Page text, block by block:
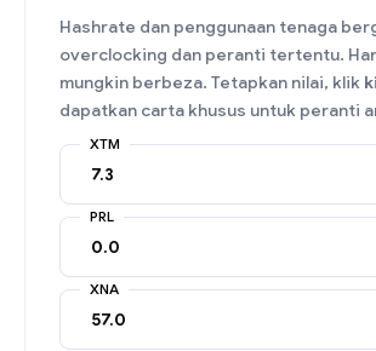
Hashrate dan penggunaan tenaga
overclocking dan peranti tertentu.
mungkin berbeza. Tetapkan nilai, klik
dapatkan carta khusus untuk peranti
XTM
PRL
XNA